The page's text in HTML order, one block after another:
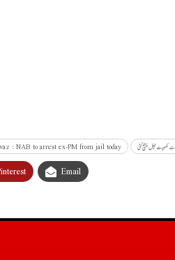
: NAB to arrest ex-PM from jail today لکھپت جیل پہنچ گئی
Email